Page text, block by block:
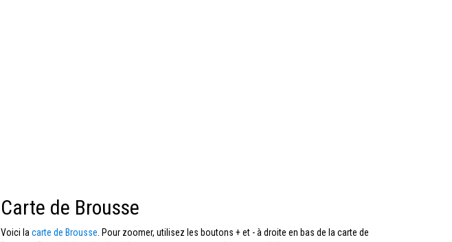
Carte de Brousse
Voici la carte de Brousse . Pour zoomer, utilisez les boutons + et - à droite en bas de la carte de